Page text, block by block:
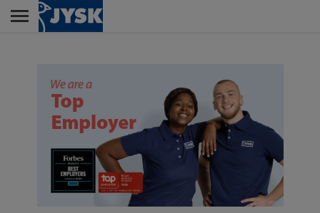
Skip
RETAIL
HOOFDKANTOOR
JYSK ALS WERKGEVER